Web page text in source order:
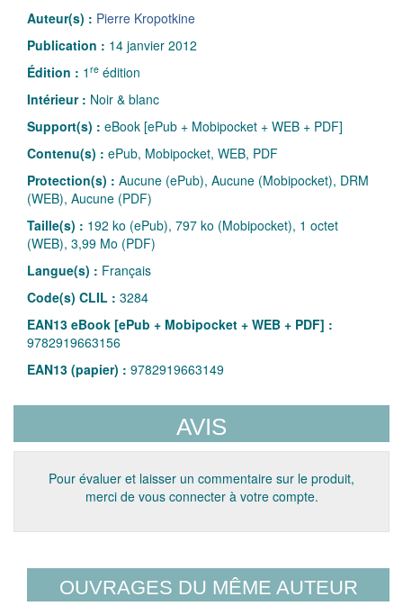
Auteur(s) : Pierre Kropotkine
Publication : 14 janvier 2012
Édition : 1 re édition
Intérieur : Noir & blanc
Support(s) : eBook [ePub + Mobipocket + WEB + PDF]
Contenu(s) : ePub, Mobipocket, WEB, PDF
Protection(s) : Aucune (ePub), Aucune (Mobipocket), DRM
(WEB), Aucune (PDF)
Taille(s) : 192 ko (ePub), 797 ko (Mobipocket), 1 octet
(WEB), 3,99 Mo (PDF)
Langue(s) : Français
Code(s) CLIL : 3284
EAN13 eBook [ePub + Mobipocket + WEB + PDF] :
9782919663156
EAN13 (papier) : 9782919663149
AVIS
Pour évaluer et laisser un commentaire sur le produit,
merci de vous connecter à votre compte.
OUVRAGES DU MÊME AUTEUR